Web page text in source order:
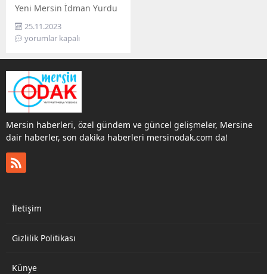
Yeni Mersin İdman Yurdu
Büyükşehir Belediyesi
tarafından düzenlenen ve
Mersin Maratonu’na çağrı
yaparak, tüm sporcu ve
vatandaşları davet etti.
Üzerlerinde maraton
tişörtleriyle antrenmana
çıkan kırmızı
lacivertliler, ‘Herkes Koşar
Mersin’e’ diyerek tüm
Mersinlileri 10 Aralık’ta
önemli
ev...
25.11.2023
yorumlar kapalı
Mersin haberleri, özel gündem ve güncel gelişmeler, Mersine
dair haberler, son dakika haberleri mersinodak.com da!
İletişim
Gizlilik Politikası
Künye